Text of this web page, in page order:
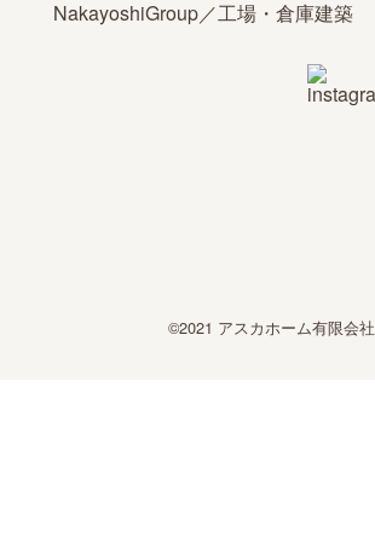
NakayoshiGroup／工場・倉庫建築
©2021 アスカホーム有限会社